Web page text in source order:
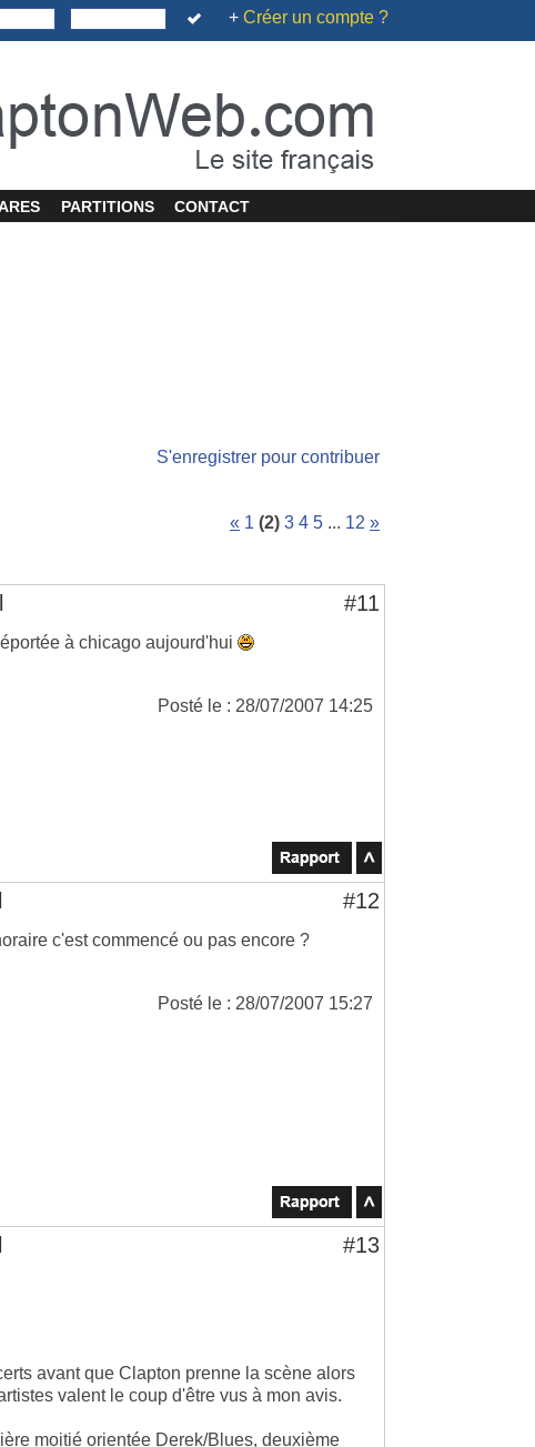
+ Créer un compte ?
PARTITIONS CONTACT
S'enregistrer pour contribuer
« 1 (2) 3 4 5 ... 12 »
#11
à chicago aujourd'hui
Posté le : 28/07/2007 14:25
#12
c'est commencé ou pas encore ?
Posté le : 28/07/2007 15:27
#13
avant que Clapton prenne la scène alors
valent le coup d'être vus à mon avis.
moitié orientée Derek/Blues, deuxième